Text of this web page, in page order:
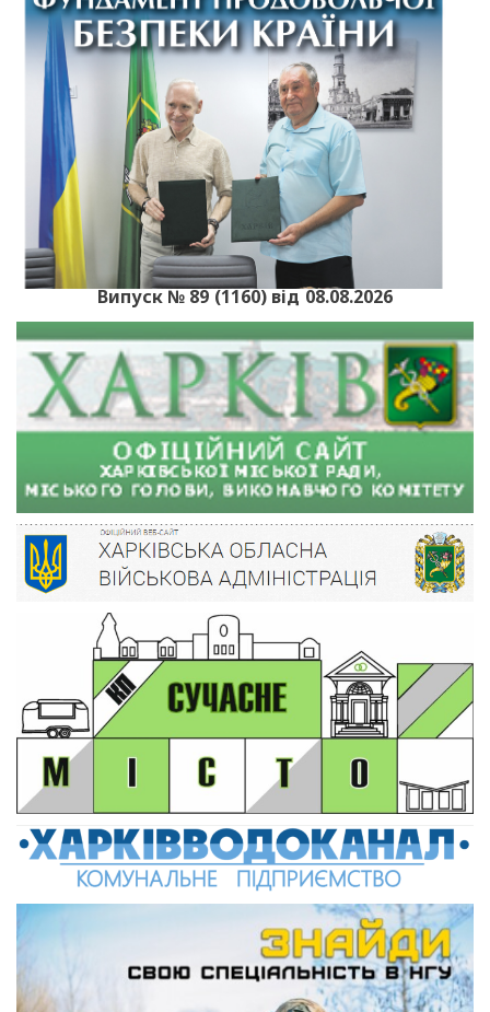
Випуск № 89 (1160) від 08.08.2026